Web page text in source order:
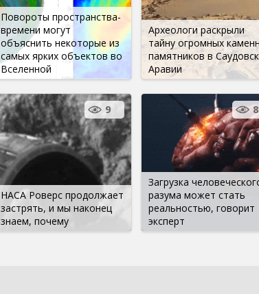
Повороты пространства-
времени могут
объяснить некоторые из
самых ярких объектов во
Вселенной
Археологи раскрыли
тайну огромных
памятников в
Аравии
НАСА Роверс продолжает
застрять, и мы наконец
знаем, почему
9
Загрузка
разума может стать
реальностью, говорит
эксперт
8